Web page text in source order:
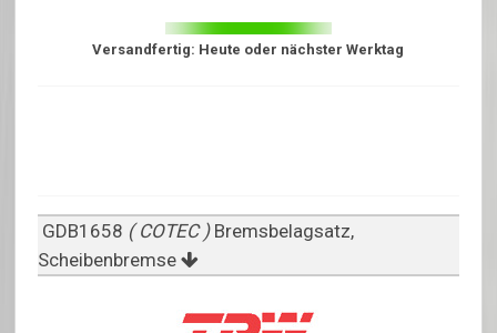
Versandfertig: Heute oder nächster Werktag
GDB1658 ( COTEC ) Bremsbelagsatz,
Scheibenbremse